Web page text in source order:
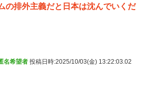
の排外主義だと日本は沈んでいくだ
名希望者 投稿日時:2025/10/03(金) 13:22:03.02